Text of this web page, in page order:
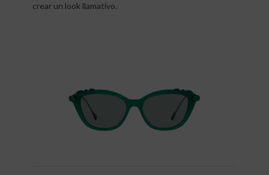
crear un look llamativo.